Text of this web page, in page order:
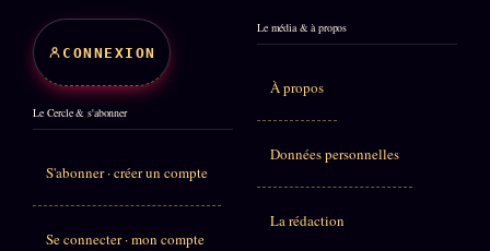
CONNEXION
Le Cercle & s'abonner
S'abonner · créer un compte
Se connecter · mon compte
Le média & à propos
À propos
Données personnelles
La rédaction